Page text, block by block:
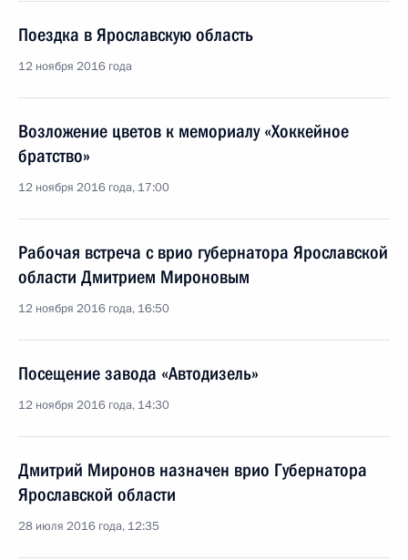
Поездка в Ярославскую область
12 ноября 2016 года
Возложение цветов к мемориалу «Хоккейное
братство»
12 ноября 2016 года, 17:00
Рабочая встреча с врио губернатора Ярославской
области Дмитрием Мироновым
12 ноября 2016 года, 16:50
Посещение завода «Автодизель»
12 ноября 2016 года, 14:30
Дмитрий Миронов назначен врио Губернатора
Ярославской области
28 июля 2016 года, 12:35